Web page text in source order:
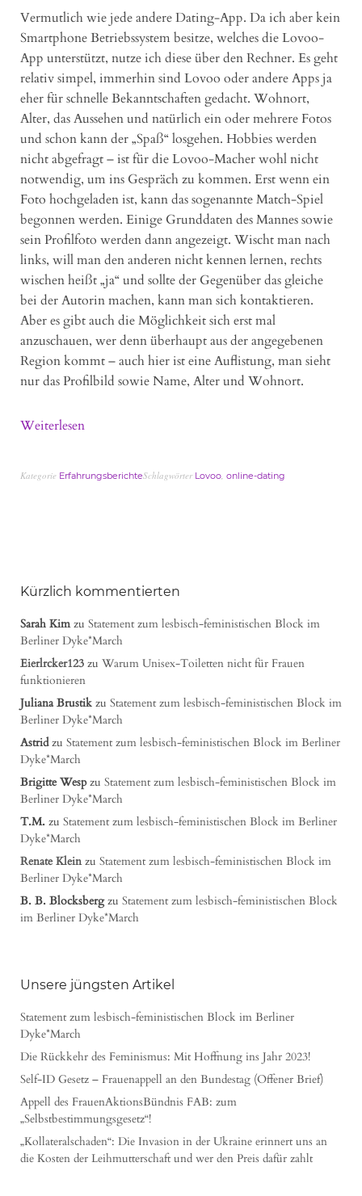
Vermutlich wie jede andere Dating-App. Da ich aber kein
Smartphone Betriebssystem besitze, welches die Lovoo-
App unterstützt, nutze ich diese über den Rechner. Es geht
relativ simpel, immerhin sind Lovoo oder andere Apps ja
eher für schnelle Bekanntschaften gedacht. Wohnort,
Alter, das Aussehen und natürlich ein oder mehrere Fotos
und schon kann der „Spaß“ losgehen. Hobbies werden
nicht abgefragt – ist für die Lovoo-Macher wohl nicht
notwendig, um ins Gespräch zu kommen. Erst wenn ein
Foto hochgeladen ist, kann das sogenannte Match-Spiel
begonnen werden. Einige Grunddaten des Mannes sowie
sein Profilfoto werden dann angezeigt. Wischt man nach
links, will man den anderen nicht kennen lernen, rechts
wischen heißt „ja“ und sollte der Gegenüber das gleiche
bei der Autorin machen, kann man sich kontaktieren.
Aber es gibt auch die Möglichkeit sich erst mal
anzuschauen, wer denn überhaupt aus der angegebenen
Region kommt – auch hier ist eine Auflistung, man sieht
nur das Profilbild sowie Name, Alter und Wohnort.
Weiterlesen
Kategorie ErfahrungsberichteSchlagwörter Lovoo online-dating
Kürzlich kommentierten
Sarah Kimzu Statement zum lesbisch-feministischen Block im
Berliner Dyke*March
Eierlrcker123 zu Warum Unisex-Toiletten nicht für Frauen
funktionieren
Juliana Brustik zu Statement zum lesbisch-feministischen Block im
Berliner Dyke*March
Astridzu Statement zum lesbisch-feministischen Block im Berliner
Dyke*March
Brigitte Wespzu Statement zum lesbisch-feministischen Block im
Berliner Dyke*March
T.M. zu Statement zum lesbisch-feministischen Block im Berliner
Dyke*March
Renate Kleinzu Statement zum lesbisch-feministischen Block im
Berliner Dyke*March
B. B. Blocksbergzu Statement zum lesbisch-feministischen Block
im Berliner Dyke*March
Unsere jüngsten Artikel
Statement zum lesbisch-feministischen Block im Berliner
Dyke*March
Die Rückkehr des Feminismus: Mit Hoffnung ins Jahr 2023!
Self-ID Gesetz – Frauenappell an den Bundestag (Offener Brief)
Appell des FrauenAktionsBündnis FAB: zum
„Selbstbestimmungsgesetz“!
„Kollateralschaden“: Die Invasion in der Ukraine erinnert uns an
die Kosten der Leihmutterschaft und wer den Preis dafür zahlt